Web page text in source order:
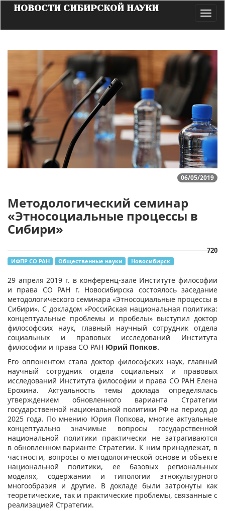
НОВОСТИ СИБИРСКОЙ НАУКИ
06/05/2019
Методологический семинар
«Этносоциальные процессы в
Сибири»
720
ИФПР СО РАН Общественные науки Новосибирск
​29 апреля 2019 г. в конференц-зале Институте философии
и права СО РАН г. Новосибирска состоялось заседание
методологического семинара «Этносоциальные процессы в
Сибири». С докладом «Российская национальная политика:
концептуальные проблемы и пробелы» выступил доктор
философских наук, главный научный сотрудник отдела
социальных и правовых исследований Института
философии и права СО РАН Юрий Попков.
Его оппонентом стала доктор философских наук, главный
научный сотрудник отдела социальных и правовых
исследований Института философии и права СО РАН Елена
Ерохина. Актуальность темы доклада определялась
утверждением обновленного варианта Стратегии
государственной национальной политики РФ на период до
2025 года. По мнению Юрия Попкова, многие актуальные
концептуально значимые вопросы государственной
национальной политики практически не затрагиваются
в обновленном варианте Стратегии. К ним принадлежат, в
частности, вопросы о методологической основе и объекте
национальной политики, ее базовых региональных
моделях, содержании и типологии этнокультурного
многообразия и другие. В докладе были затронуты как
теоретические, так и практические проблемы, связанные с
реализацией Стратегии.